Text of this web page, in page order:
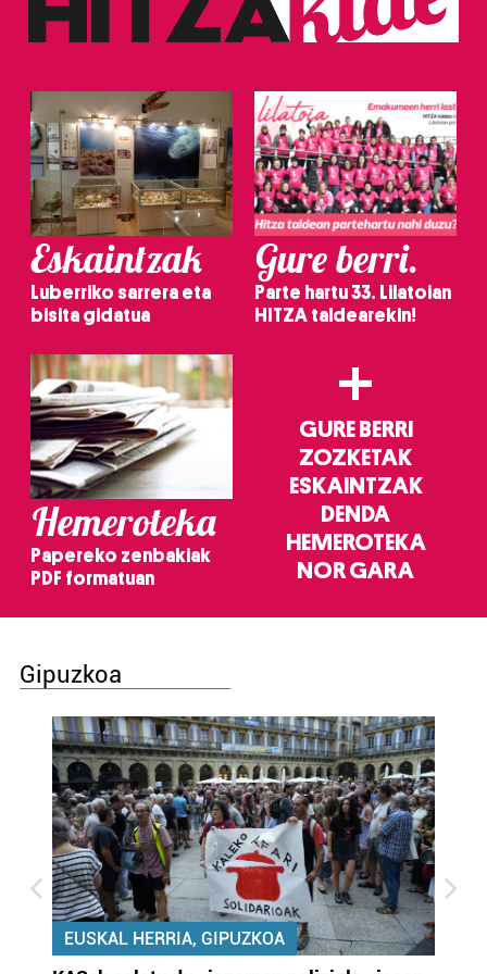
erabiltzeko baimen esplizitua ematen diguzu.
Gehiago
irakurri
Eskaintzak
Luberriko sarrera eta
bisita gidatua
Gure berri.
Parte hartu 33. Lilatoian
HITZA taldearekin!
Hemeroteka
Papereko zenbakiak
PDF formatuan
+
GURE BERRI
ZOZKETAK
ESKAINTZAK
DENDA
HEMEROTEKA
NOR GARA
Gipuzkoa
EUSKAL HERRIA, GIPUZKOA